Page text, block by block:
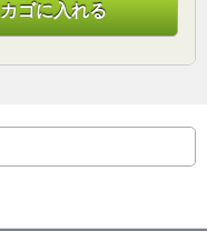
カゴに入れる